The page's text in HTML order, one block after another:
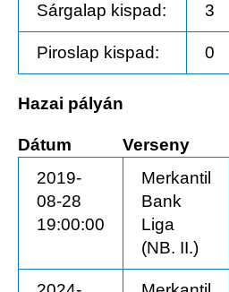
Sárgalap kispad: 3
Piroslap kispad: 0
Hazai pályán
Dátum Verseny
2019-
08-28
19:00:00
Merkantil
Bank
Liga
(NB. II.)